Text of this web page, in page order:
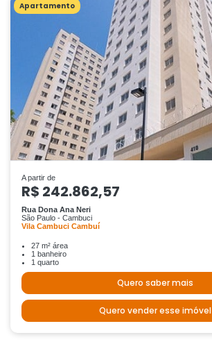
Apartamento
A partir de
R$ 242.862,57
Rua Dona Ana Neri
São Paulo - Cambuci
Vila Cambuci Cambuí
27 m² área
1 banheiro
1 quarto
Quero saber mais
Quero vender esse imóvel